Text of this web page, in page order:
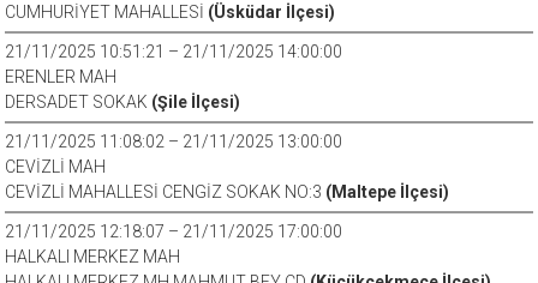
CUMHURİYET MAHALLESİ (Üsküdar İlçesi)
21/11/2025 10:51:21 – 21/11/2025 14:00:00
ERENLER MAH
DERSADET SOKAK (Şile İlçesi)
21/11/2025 11:08:02 – 21/11/2025 13:00:00
CEVİZLİ MAH
CEVİZLİ MAHALLESİ CENGİZ SOKAK NO:3 (Maltepe İlçesi)
21/11/2025 12:18:07 – 21/11/2025 17:00:00
HALKALI MERKEZ MAH